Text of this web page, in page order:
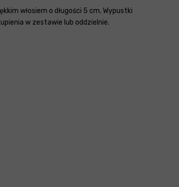
włosiem o długości 5 cm. Wypustki
w zestawie lub oddzielnie.